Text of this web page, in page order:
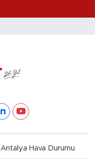
Antalya Hava Durumu